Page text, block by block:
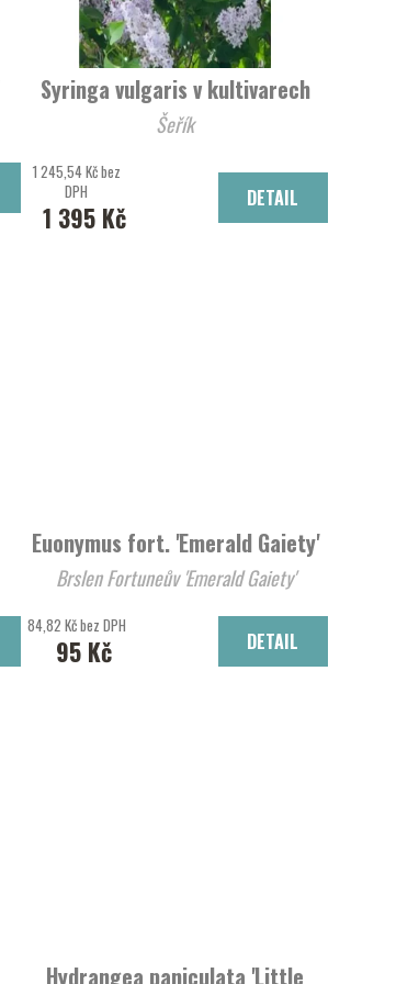
Syringa vulgaris v kultivarech
Šeřík
1 245,54 Kč bez
DPH
1 395 Kč
DETAIL
Euonymus fort. 'Emerald Gaiety'
Brslen Fortuneův 'Emerald Gaiety'
84,82 Kč bez DPH
95 Kč DETAIL
Hydrangea paniculata 'Little